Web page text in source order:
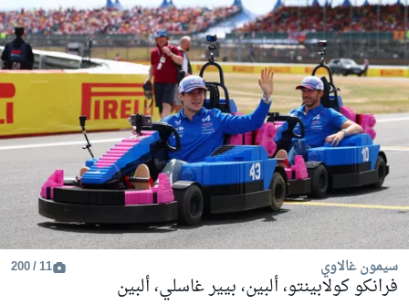
سيمون غالاوي 11 / 200
فرانكو كولابينتو، ألبين، بيير غاسلي، ألبين